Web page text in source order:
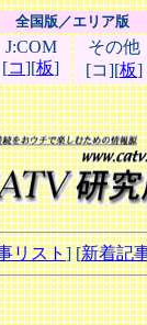
全国版／エリア版
J:COM
[コ][板]
その他
[コ][板]
リスト] [新着記